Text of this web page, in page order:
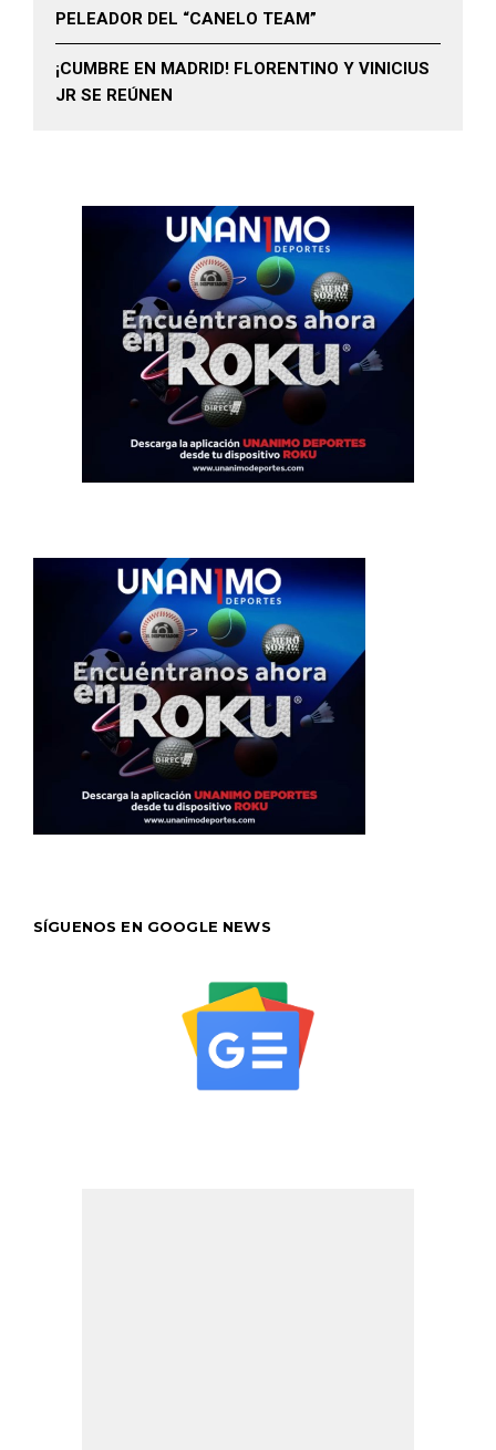
PELEADOR DEL “CANELO TEAM”
¡CUMBRE EN MADRID! FLORENTINO Y VINICIUS
JR SE REÚNEN
SÍGUENOS EN GOOGLE NEWS